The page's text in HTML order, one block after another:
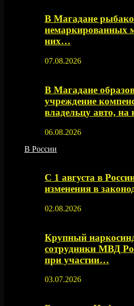
В Магадане
немаркированных
них…
07.08.2026
В Магадане
учреждение
владельцу авто,
06.08.2026
В России
С 1 августа в
изменения в
02.08.2026
Крупный
сотрудники МВД
при участии…
03.07.2026